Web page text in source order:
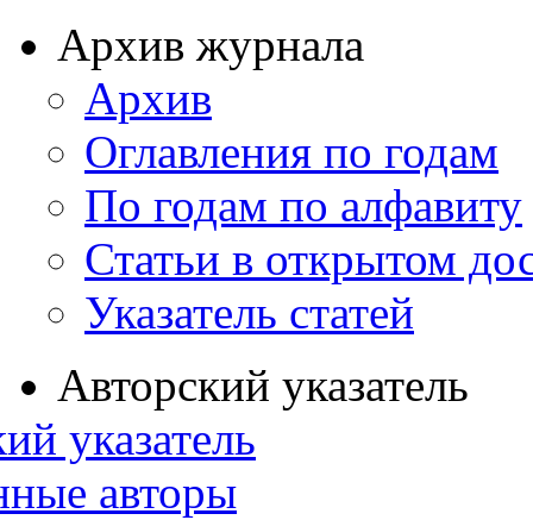
Архив журнала
Архив
Оглавления по годам
По годам по алфавиту
Статьи в открытом
Указатель статей
Авторский указатель
указатель
авторы